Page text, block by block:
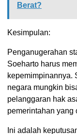
Berat?
Kesimpulan:
Penganugerahan
Soeharto harus
kepemimpinannya.
negara mungkin
pelanggaran hak
pemerintahan yang
Ini adalah